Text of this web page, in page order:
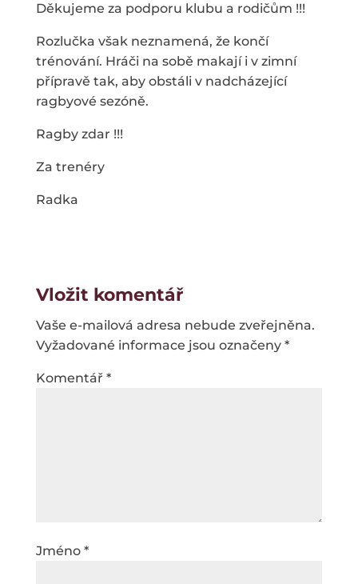
Děkujeme za podporu klubu a rodičům !!!
Rozlučka však neznamená, že končí
trénování. Hráči na sobě makají i v zimní
přípravě tak, aby obstáli v nadcházející
ragbyové sezóně.
Ragby zdar !!!
Za trenéry
Radka
Vložit komentář
Vaše e-mailová adresa nebude zveřejněna.
Vyžadované informace jsou označeny *
Komentář *
Jméno *